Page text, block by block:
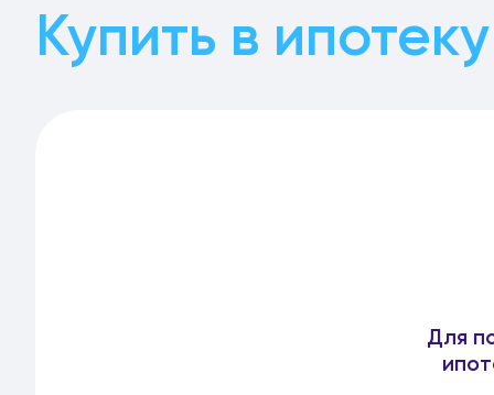
Купить в ипотеку
Для